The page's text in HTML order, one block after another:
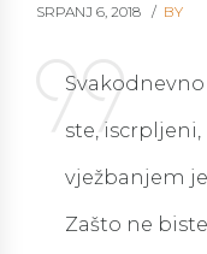
SRPANJ 6, 2018 BY
ste,
vježbanjem
Zašto ne